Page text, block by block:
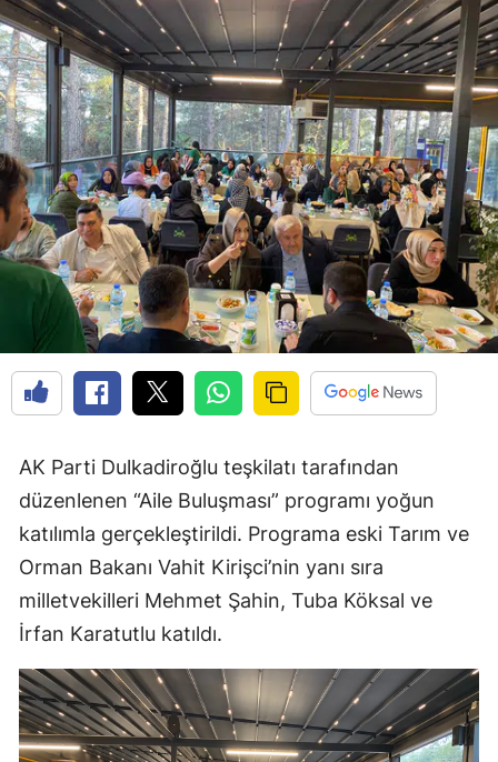
AK Parti Dulkadiroğlu teşkilatı tarafından
düzenlenen “Aile Buluşması” programı yoğun
katılımla gerçekleştirildi. Programa eski Tarım ve
Orman Bakanı Vahit Kirişci’nin yanı sıra
milletvekilleri Mehmet Şahin, Tuba Köksal ve
İrfan Karatutlu katıldı.